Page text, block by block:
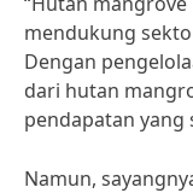
mendukung
Dengan
dari hutan
pendapatan yang
Namun,